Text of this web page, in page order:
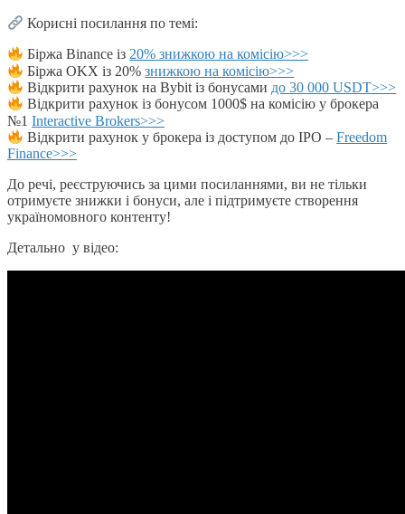
Корисні посилання по темі:
Біржа Binance із20% знижкою на комісію>>>
Біржа OKX із 20%знижкою на комісію>>>
Відкрити рахунок на Bybit із бонусамидо 30 000 USDT>>>
Відкрити рахунок із бонусом 1000$ на комісію у брокера
№1 Interactive Brokers>>>
Відкрити рахунок у брокера із доступом до IPO –Freedom
Finance>>>
До речі, реєструючись за цими посиланнями, ви не тільки
отримуєте знижки і бонуси, але і підтримуєте створення
україномовного контенту!
Детально у відео: